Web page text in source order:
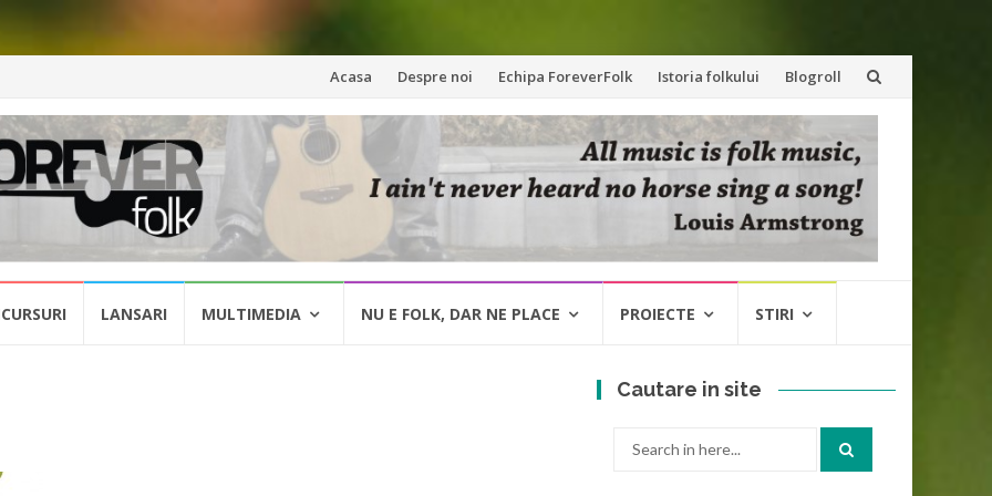
Skip
to
content
Acasa Despre noi Echipa ForeverFolk Istoria folkului Blogroll
LANSARI MULTIMEDIA NU E FOLK, DAR NE PLACE PROIECTE STIRI
Cautare in site